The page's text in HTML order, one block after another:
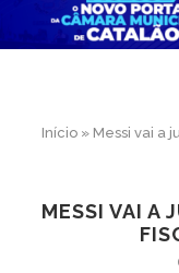
Início» Messi vai a
MESSI VAI A